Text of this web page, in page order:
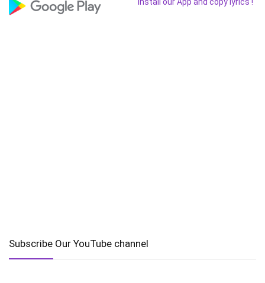
Subscribe Our YouTube channel